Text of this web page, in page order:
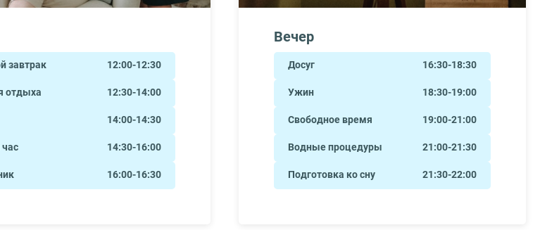
завтрак 12:00-12:30
отдыха 12:30-14:00
14:00-14:30
час 14:30-16:00
16:00-16:30
Вечер
Досуг 16:30-18:30
Ужин 18:30-19:00
Свободное время 19:00-21:00
Водные процедуры 21:00-21:30
Подготовка ко сну 21:30-22:00